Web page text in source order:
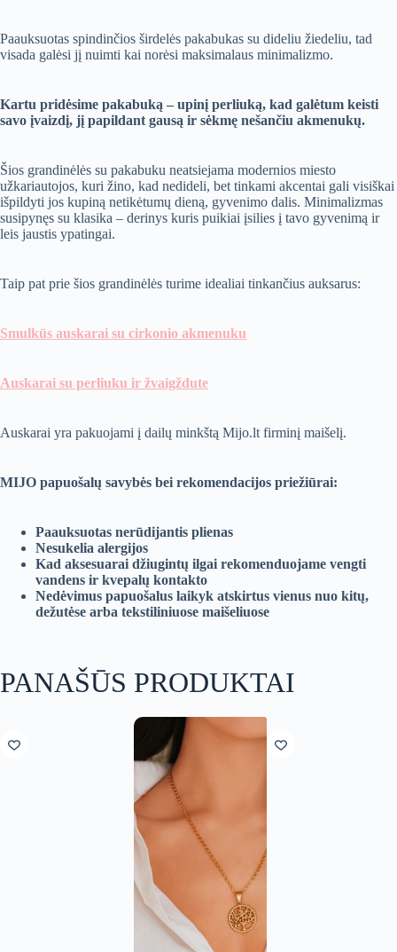
Paauksuotas spindinčios širdelės pakabukas su dideliu žiedeliu, tad
visada galėsi jį nuimti kai norėsi maksimalaus minimalizmo.
Kartu pridėsime pakabuką – upinį perliuką, kad galėtum keisti
savo įvaizdį, jį papildant gausą ir sėkmę nešančiu akmenukų.
Šios grandinėlės su pakabuku neatsiejama modernios miesto
užkariautojos, kuri žino, kad nedideli, bet tinkami akcentai gali visiškai
išpildyti jos kupiną netikėtumų dieną, gyvenimo dalis. Minimalizmas
susipynęs su klasika – derinys kuris puikiai įsilies į tavo gyvenimą ir
leis jaustis ypatingai.
Taip pat prie šios grandinėlės turime idealiai tinkančius auksarus:
Smulkūs auskarai su cirkonio akmenuku
Auskarai su perliuku ir žvaigždute
Auskarai yra pakuojami į dailų minkštą Mijo.lt firminį maišelį.
MIJO papuošalų savybės bei rekomendacijos priežiūrai:
Paauksuotas nerūdijantis plienas
Nesukelia alergijos
Kad aksesuarai džiugintų ilgai rekomenduojame vengti
vandens ir kvepalų kontakto
Nedėvimus papuošalus laikyk atskirtus vienus nuo kitų,
dežutėse arba tekstiliniuose maišeliuose
PANAŠŪS PRODUKTAI